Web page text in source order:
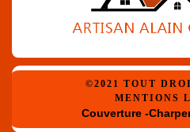
©2021 TOUT
MENTIONS
Couverture -